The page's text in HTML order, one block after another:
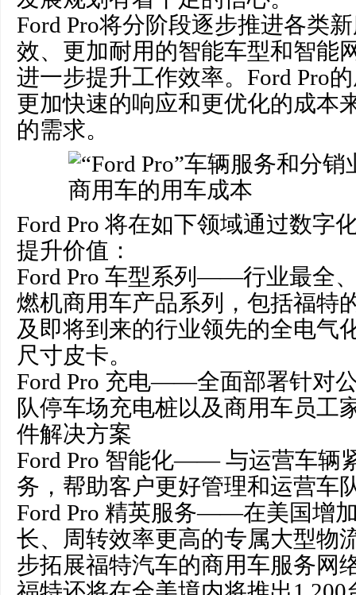
Ford Pro将分阶段逐步推进各类
效、更加耐用的智能车型和智能
进一步提升工作效率。Ford Pro
更加快速的响应和更优化的成本
的需求。
Ford Pro 将在如下领域通过数字
提升价值：
Ford Pro 车型系列——行业最全
燃机商用车产品系列，包括福特
及即将到来的行业领先的全电气
尺寸皮卡。
Ford Pro 充电——全面部署针对
队停车场充电桩以及商用车员工
件解决方案
Ford Pro 智能化—— 与运营车辆
务，帮助客户更好管理和运营车
Ford Pro 精英服务——在美国增
长、周转效率更高的专属大型物
步拓展福特汽车的商用车服务网